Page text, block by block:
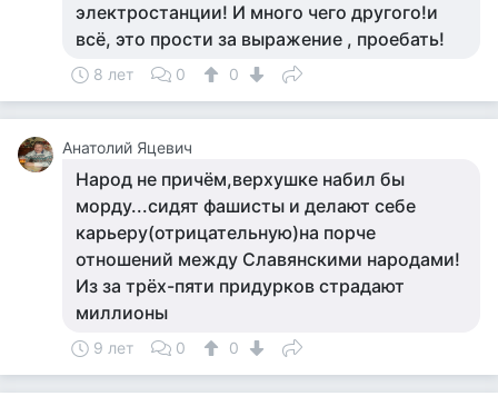
электростанции! И много чего другого!и
всё, это прости за выражение , проебать!
8 лет 0 0
Анатолий Яцевич
Народ не причём,верхушке набил бы
морду...сидят фашисты и делают себе
карьеру(отрицательную)на порче
отношений между Славянскими народами!
Из за трёх-пяти придурков страдают
миллионы
9 лет 0 0